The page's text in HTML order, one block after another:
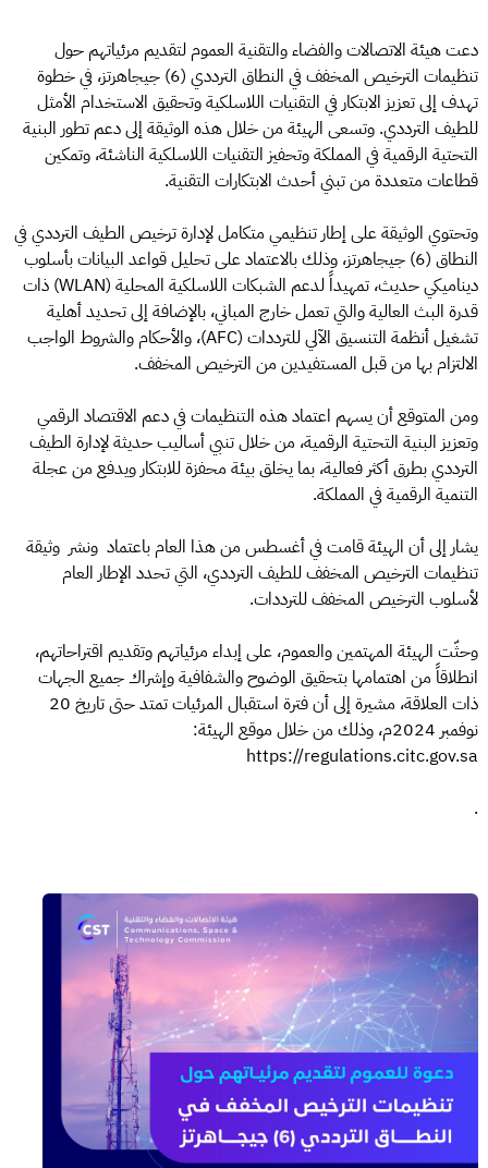
دعت هيئة الاتصالات والفضاء والتقنية العموم لتقديم مرئياتهم حول
تنظيمات الترخيص المخفف في النطاق الترددي (6) جيجاهرتز، في خطوة
تهدف إلى تعزيز الابتكار في التقنيات اللاسلكية وتحقيق الاستخدام الأمثل
للطيف الترددي. وتسعى الهيئة من خلال هذه الوثيقة إلى دعم تطور البنية
التحتية الرقمية في المملكة وتحفيز التقنيات اللاسلكية الناشئة، وتمكين
قطاعات متعددة من تبني أحدث الابتكارات التقنية.
وتحتوي الوثيقة على إطار تنظيمي متكامل لإدارة ترخيص الطيف الترددي في
النطاق (6) جيجاهرتز، وذلك بالاعتماد على تحليل قواعد البيانات بأسلوب
ديناميكي حديث، تمهيداً لدعم الشبكات اللاسلكية المحلية (WLAN) ذات
قدرة البث العالية والتي تعمل خارج المباني، بالإضافة إلى تحديد أهلية
تشغيل أنظمة التنسيق الآلي للترددات (AFC)، والأحكام والشروط الواجب
الالتزام بها من قبل المستفيدين من الترخيص المخفف.
ومن المتوقع أن يسهم اعتماد هذه التنظيمات في دعم الاقتصاد الرقمي
وتعزيز البنية التحتية الرقمية، من خلال تنبي أساليب حديثة لإدارة الطيف
الترددي بطرق أكثر فعالية، بما يخلق بيئة محفزة للابتكار ويدفع من عجلة
التنمية الرقمية في المملكة.
يشار إلى أن الهيئة قامت في أغسطس من هذا العام باعتماد ونشر وثيقة
تنظيمات الترخيص المخفف للطيف الترددي، التي تحدد الإطار العام
لأسلوب الترخيص المخفف للترددات.
وحثّت الهيئة المهتمين والعموم، على إبداء مرئياتهم وتقديم اقتراحاتهم،
انطلاقاً من اهتمامها بتحقيق الوضوح والشفافية وإشراك جميع الجهات
ذات العلاقة، مشيرة إلى أن فترة استقبال المرئيات تمتد حتى تاريخ 20
نوفمبر 2024م، وذلك من خلال موقع الهيئة:
https://regulations.citc.gov.sa
.